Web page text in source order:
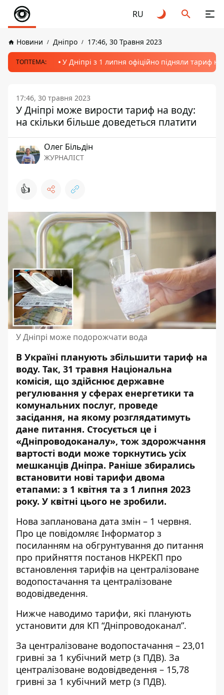
RU
Новини Дніпро 17:46, 30 Травня 2023
ТОПТЕМА: У Дніпрі з 1 липня офіційно підняли тариф
17:46, 30 травня 2023
У Дніпрі може вирости тариф на воду:
на скільки більше доведеться платити
Олег Більдін
ЖУРНАЛІСТ
👍
У Дніпрі може подорожчати вода
В Україні планують збільшити тариф на
воду. Так, 31 травня Національна
комісія, що здійснює державне
регулювання у сферах енергетики та
комунальних послуг, проведе
засідання, на якому розглядатимуть
дане питання. Стосується це і
«Дніпроводоканалу», тож здорожчання
вартості води може торкнутись усіх
мешканців Дніпра. Раніше збирались
встановити нові тарифи двома
етапами: з 1 квітня та з 1 липня 2023
року. У квітні цього не зробили.
Нова запланована дата змін – 1 червня.
Про це повідомляє Інформатор з
посиланням на обгрунтування до питання
про прийняття постанов НКРЕКП про
встановлення тарифів на централізоване
водопостачання та централізоване
водовідведення.
Нижче наводимо тарифи, які планують
установити для КП “Дніпроводоканал”.
За централізоване водопостачання – 23,01
гривні за 1 кубічний метр (з ПДВ). За
централізоване водовідведення – 15,78
гривні за 1 кубічний метр (з ПДВ).